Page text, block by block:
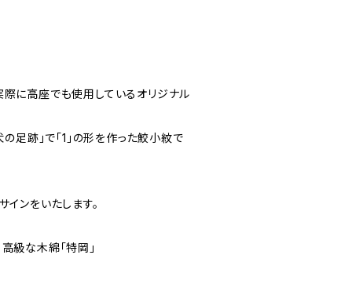
に高座でも使用しているオリジナル
の足跡」で「1」の形を作った鮫小紋で
ンをいたします。
級な木綿「特岡」